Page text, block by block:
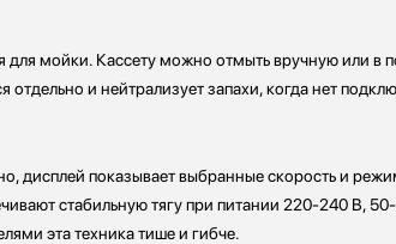
для мойки. Кассету можно отмыть вручную или
отдельно и нейтрализует запахи, когда нет
дисплей показывает выбранные скорость и
стабильную тягу при питании 220-240 В,
эта техника тише и гибче.